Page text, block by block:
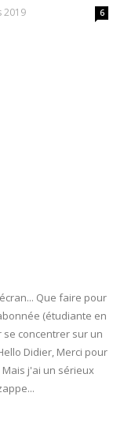
2019 6
Que faire pour
(étudiante en
concentrer sur un
Didier, Merci pour
j'ai un sérieux